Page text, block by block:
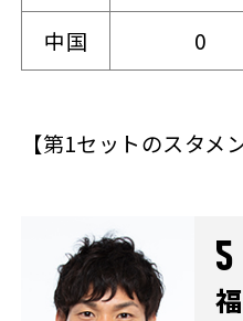
中国
0
【第1セットのスタメン
5